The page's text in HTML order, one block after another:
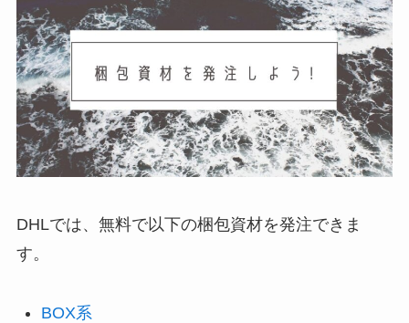
DHLでは、無料で以下の梱包資材を発注できま
す。
BOX系